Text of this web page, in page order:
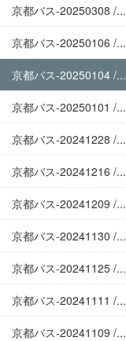
京都バス-20250308 /...
京都バス-20250106 /...
京都バス-20250104 /...
京都バス-20250101 /...
京都バス-20241228 /...
京都バス-20241216 /...
京都バス-20241209 /...
京都バス-20241130 /...
京都バス-20241125 /...
京都バス-20241111 /...
京都バス-20241109 /...